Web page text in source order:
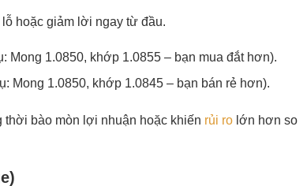
hoặc giảm lời ngay từ đầu.
1.0850, khớp 1.0855 – bạn mua đắt hơn).
Mong 1.0850, khớp 1.0845 – bạn bán rẻ hơn).
bào mòn lợi nhuận hoặc khiến rủi ro lớn hơn so